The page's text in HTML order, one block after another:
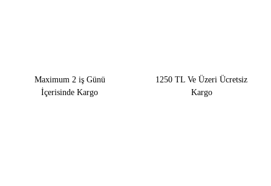
Maximum 2 iş Günü
İçerisinde Kargo
1250 TL Ve Üzeri Ücretsiz
Kargo